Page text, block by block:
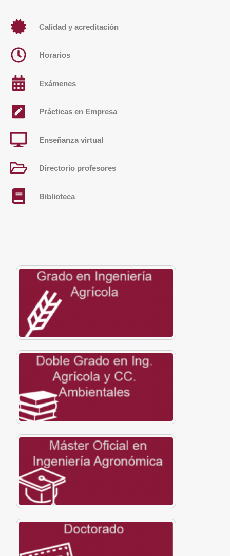
Calidad y acreditación
Horarios
Exámenes
Prácticas en Empresa
Enseñanza virtual
Directorio profesores
Biblioteca